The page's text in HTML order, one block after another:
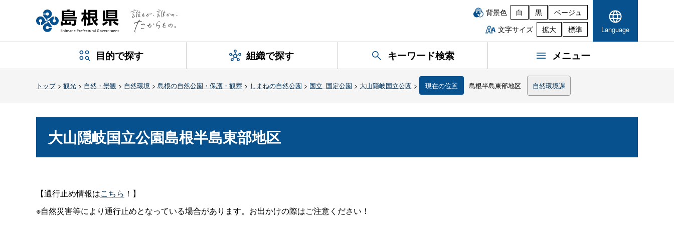
背景色 白 黒
ベージュ
文字サイズ
拡大 標準 Language
目的で探す 組織で探す キーワード検索 メニュー
トップ> 観光 > 自然・景観 > 自然環境 > 島根の自然公園・保護・観察 > しまねの自然公園 > 国立_国定公園 > 大山隠岐国立公園 > 現在の位置 島根半島東部地区 自然環境課
大山隠岐国立公園島根半島東部地区
【通行止め情報はこちら ！】
※自然災害等により通行止めとなっている場合があります。お出かけの際はご注意ください！